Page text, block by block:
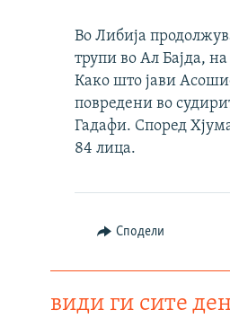
Во Либија
трупи во Ал Бајда,
Како што јави
повредени во
Гадафи. Според
84 лица.
Сподели
види ги сите